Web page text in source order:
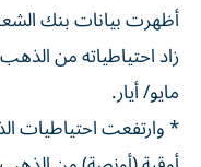
أظهرت بيانات بنك
زاد احتياطياته من
مايو/ أيار.